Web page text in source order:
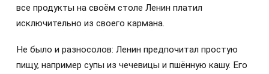
все продукты на своём столе Ленин платил
исключительно из своего кармана.
Не было и разносолов: Ленин предпочитал простую
пищу, например супы из чечевицы и пшённую кашу. Его